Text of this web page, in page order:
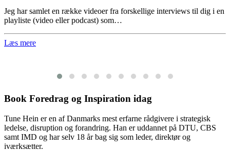
Jeg har samlet en række videoer fra forskellige interviews til dig i en
playliste (video eller podcast) som…
Læs mere
Book Foredrag og Inspiration idag
Tune Hein er en af Danmarks mest erfarne rådgivere i strategisk
ledelse, disruption og forandring. Han er uddannet på DTU, CBS
samt IMD og har selv 18 år bag sig som leder, direktør og
iværksætter.